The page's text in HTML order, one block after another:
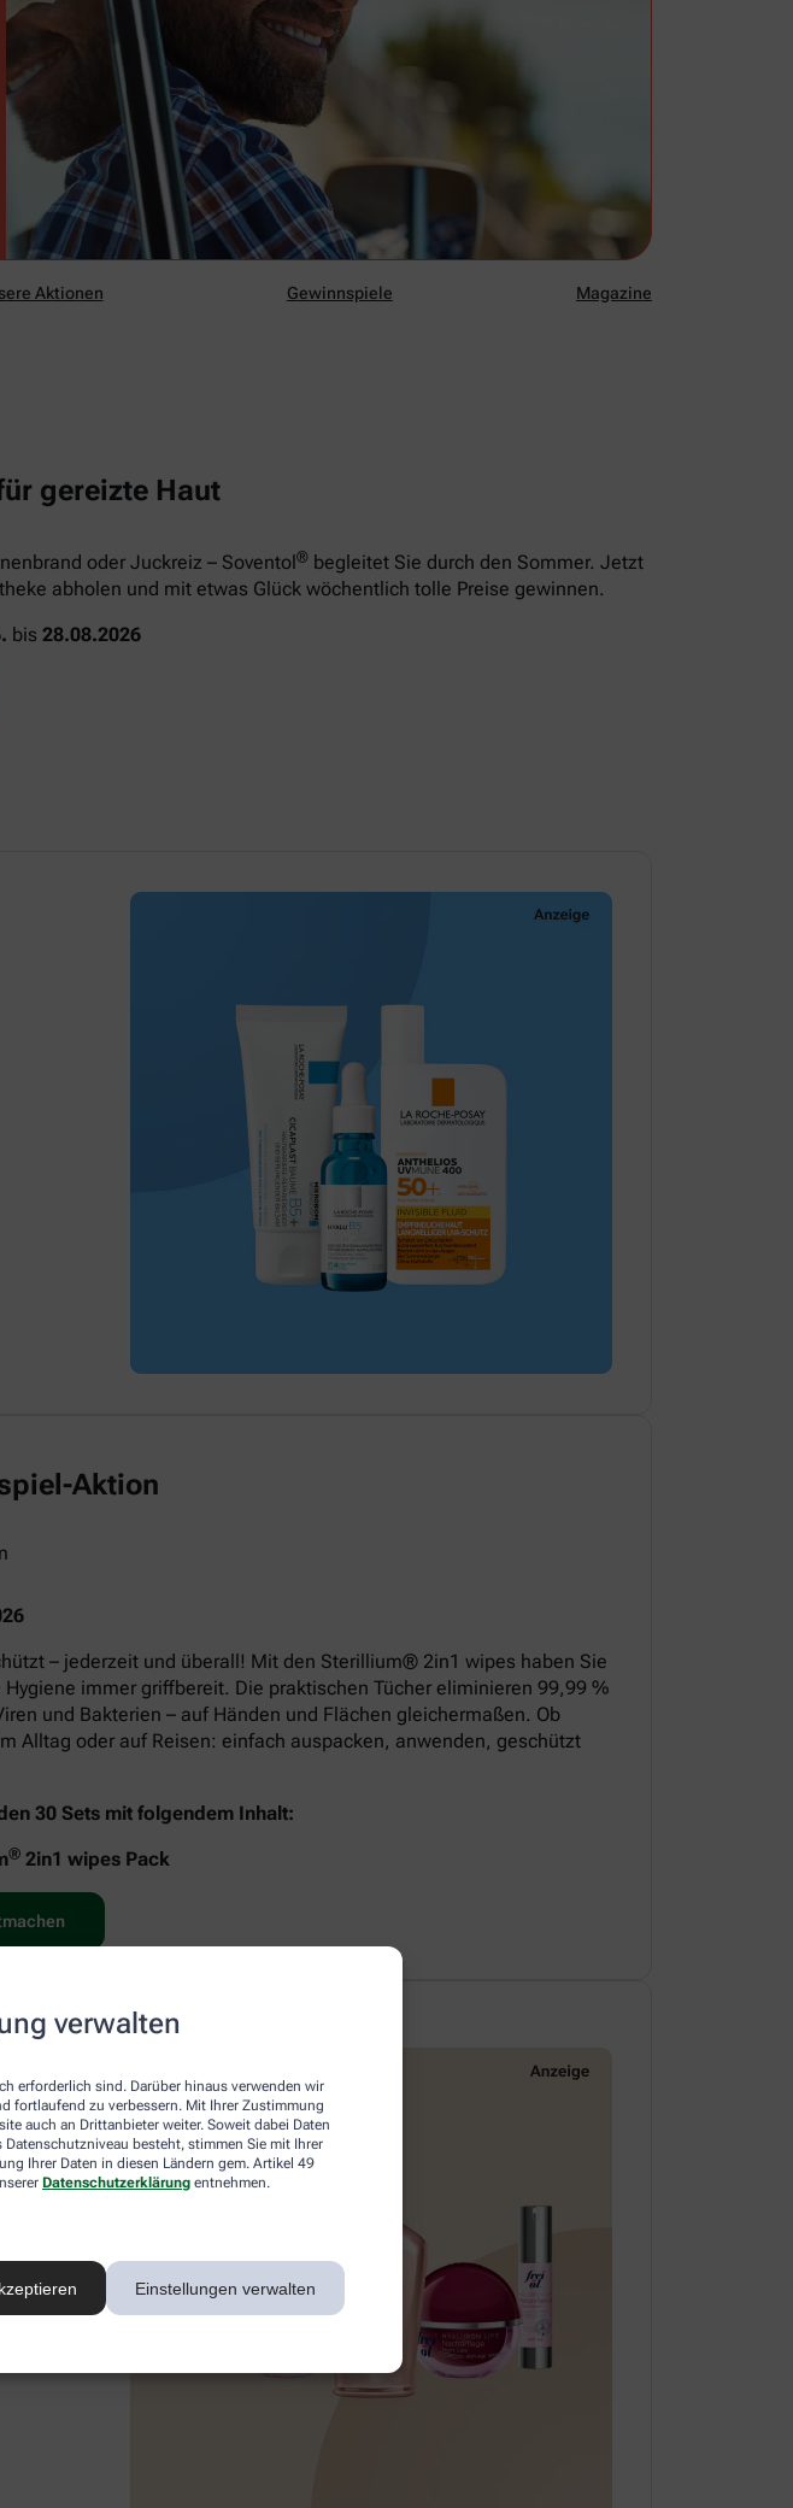
verwalten
erforderlich sind. Darüber hinaus verwenden wir
fortlaufend zu verbessern. Mit Ihrer Zustimmung
auch an Drittanbieter weiter. Soweit dabei Daten
besteht, stimmen Sie mit Ihrer
Ihrer Daten in diesen Ländern gem. Artikel 49
Datenschutzerklärung entnehmen.
Einstellungen verwalten
Aktionen Gewinnspiele Magazine
gereizte Haut
oder Juckreiz – Soventol® begleitet Sie durch den Sommer. Jetzt
abholen und mit etwas Glück wöchentlich tolle Preise gewinnen.
bis 28.08.2026
Aktion
– jederzeit und überall! Mit den Sterillium® 2in1 wipes haben Sie
Hygiene immer griffbereit. Die praktischen Tücher eliminieren 99,99 %
und Bakterien – auf Händen und Flächen gleichermaßen. Ob
Alltag oder auf Reisen: einfach auspacken, anwenden, geschützt
30 Sets mit folgendem Inhalt:
® 2in1 wipes Pack
Die